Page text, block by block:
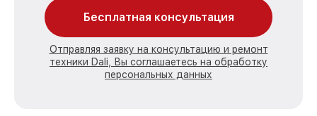
Бесплатная консультация
Отправляя заявку на консультацию и ремонт
техники Dali, Вы соглашаетесь на обработку
персональных данных